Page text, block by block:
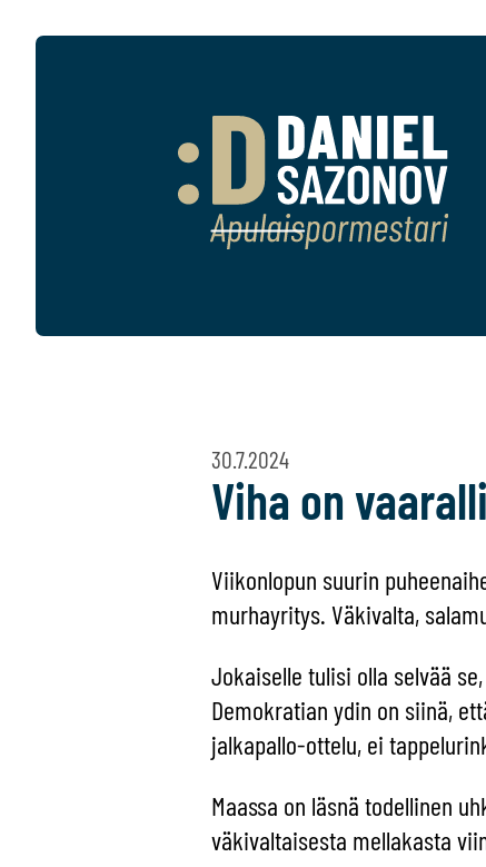
30.7.2024
Viha on
Viikonlopun suurin
murhayritys. Väkivalta,
Jokaiselle tulisi olla selvää
Demokratian ydin on siinä,
jalkapallo-ottelu, ei
Maassa on läsnä todellinen
väkivaltaisesta mellakasta